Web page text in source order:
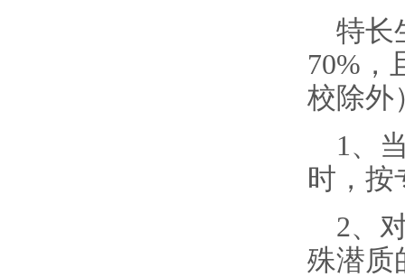
特长
70%，
校除外
1、
时，按
2、
殊潜质